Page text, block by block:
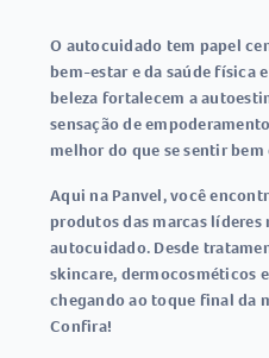
O autocuidado tem papel
bem-estar e da saúde física
beleza fortalecem a
sensação de
melhor do que se sentir bem
Aqui na Panvel, você
produtos das marcas líderes
autocuidado. Desde
skincare, dermocosméticos
chegando ao toque final da
Confira!